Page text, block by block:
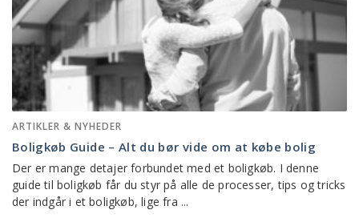
ARTIKLER & NYHEDER
Boligkøb Guide – Alt du bør vide om at købe bolig
Der er mange detajer forbundet med et boligkøb. I denne
guide til boligkøb får du styr på alle de processer, tips og tricks
der indgår i et boligkøb, lige fra ...